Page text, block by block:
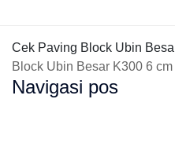
Cek Paving Block Ubin
Block Ubin Besar K300 6 cm
Navigasi pos